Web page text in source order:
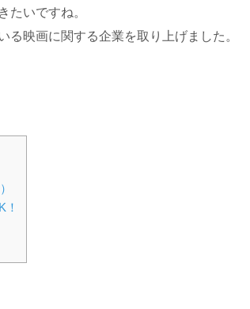
たいですね。
映画に関する企業を取り上げました。